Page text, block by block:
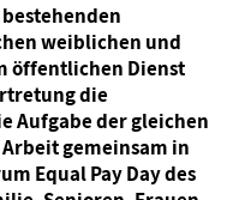
weiblichen und
öffentlichen Dienst
die
Aufgabe der gleichen
gemeinsam in
Equal Pay Day des